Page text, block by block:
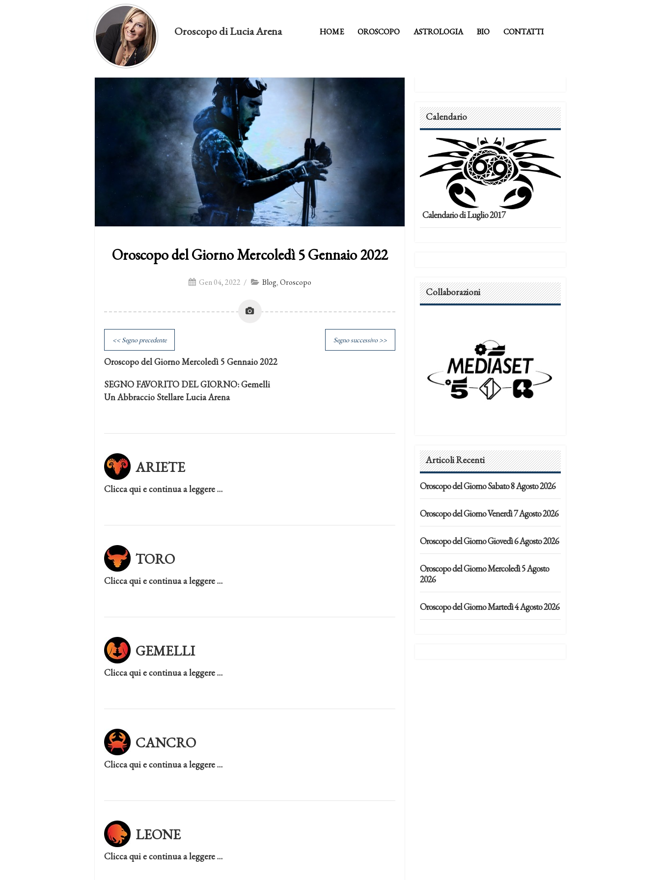
Oroscopo di Lucia Arena HOME OROSCOPO ASTROLOGIA BIO CONTATTI
Oroscopo del Giorno Mercoledì 5 Gennaio 2022
Gen 04, 2022 / Blog,Oroscopo
<< Segno precedente Segno successivo >>
Oroscopo del Giorno Mercoledì 5 Gennaio 2022
SEGNO FAVORITO DEL GIORNO: Gemelli
Un Abbraccio Stellare Lucia Arena
ARIETE
Clicca qui e continua a leggere …
TORO
Clicca qui e continua a leggere …
GEMELLI
Clicca qui e continua a leggere …
CANCRO
Clicca qui e continua a leggere …
LEONE
Clicca qui e continua a leggere …
Calendario
Calendario di Luglio 2017
Collaborazioni
Articoli Recenti
Oroscopo del Giorno Sabato 8 Agosto 2026
Oroscopo del Giorno Venerdì 7 Agosto 2026
Oroscopo del Giorno Giovedì 6 Agosto 2026
Oroscopo del Giorno Mercoledì 5 Agosto
2026
Oroscopo del Giorno Martedì 4 Agosto 2026